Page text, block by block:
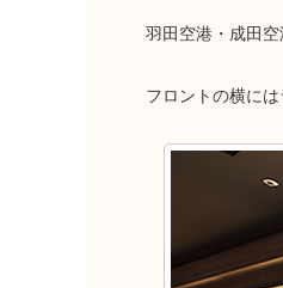
羽田空港・成田
フロントの横に